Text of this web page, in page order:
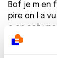
Bof je m en
pire on l a
c en est une
regime anti